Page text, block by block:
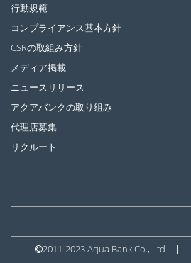
行動規範
コンプライアンス基本方針
CSRの取組み方針
メディア掲載
ニュースリリース
アクアバンクの取り組み
代理店募集
リクルート
2011-2023 Aqua Bank Co., Ltd |